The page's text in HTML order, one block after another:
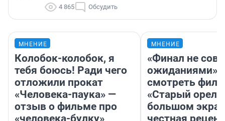
4 865 Обсудить
МНЕНИЕ
Колобок-колобок, я
тебя боюсь! Ради чего
отложили прокат
«Человека-паука» —
отзыв о фильме про
«человека-булку»
МНЕНИЕ
«Финал не
ожиданиями»:
смотреть
«Старый орел»
большом
честная